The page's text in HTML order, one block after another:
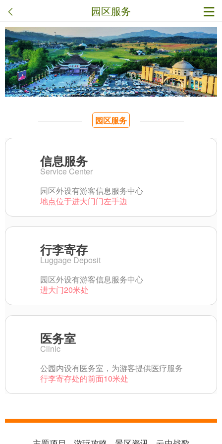
园区服务
园区服务
信息服务
Service Center
园区外设有游客信息服务中心
地点位于进大门门左手边
行李寄存
Luggage Deposit
园区外设有游客信息服务中心
进大门20米处
医务室
Clinic
公园内设有医务室，为游客提供医疗服务
行李寄存处的前面10米处